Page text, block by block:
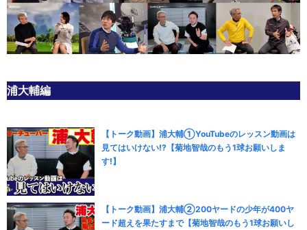
浦大輔編
【トーク動画】浦大輔①YouTubeのレッスン動画は
見てはいけない!?【菊地智哉のもう1球お願いしま
す!】
【トーク動画】浦大輔②200ヤードの少年が400ヤ
ード超えを果たすまで【菊地智哉のもう1球お願いし